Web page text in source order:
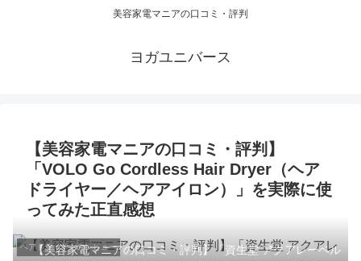
美容家電マニアの口コミ・評判
ヨガユニバース
【美容家電マニアの口コミ・評判】
「VOLO Go Cordless Hair Dryer（ヘア
ドライヤー／ヘアアイロン）」を実際に使
ってみた正直感想
ヘアドライヤーのレビュー
【美容家電マニアの口コミ・評判】「資生堂 アクアレーベル